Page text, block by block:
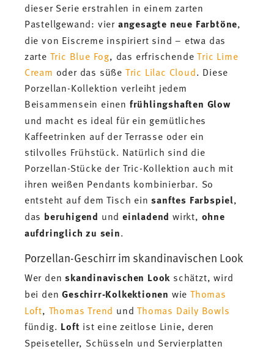
dieser Serie erstrahlen in einem zarten
Pastellgewand: vier angesagte neue Farbtöne,
die von Eiscreme inspiriert sind – etwa das
zarte Tric Blue Fog, das erfrischendeTric Lime
Cream oder das süße Tric Lilac Cloud. Diese
Porzellan-Kollektion verleiht jedem
Beisammensein einen frühlingshaften Glow
und macht es ideal für ein gemütliches
Kaffeetrinken auf der Terrasse oder ein
stilvolles Frühstück. Natürlich sind die
Porzellan-Stücke der Tric-Kollektion auch mit
ihren weißen Pendants kombinierbar. So
entsteht auf dem Tisch einsanftes Farbspiel,
das beruhigend undeinladendwirkt, ohne
aufdringlich zu sein.
Porzellan-Geschirr im skandinavischen Look
Wer denskandinavischen Look schätzt, wird
bei denGeschirr-Kolkektionen wieThomas
Loft, Thomas Trend undThomas Daily Bowls
fündig. Loft ist eine zeitlose Linie, deren
Speiseteller, Schüsseln und Servierplatten